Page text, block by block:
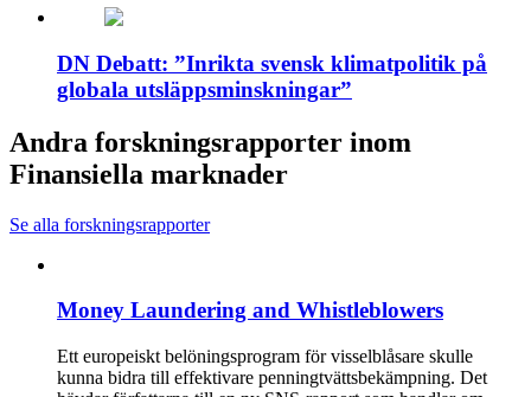
DN Debatt: ”Inrikta svensk klimatpolitik på
globala utsläppsminskningar”
Andra forskningsrapporter inom
Finansiella marknader
Se alla forskningsrapporter
Money Laundering and Whistleblowers
Ett europeiskt belöningsprogram för visselblåsare skulle
kunna bidra till effektivare penningtvättsbekämpning. Det